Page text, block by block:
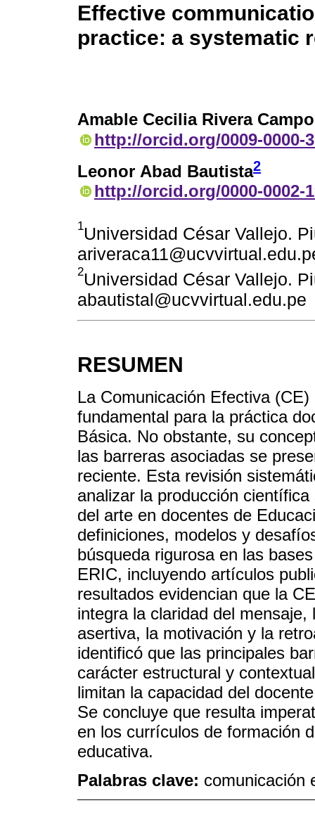
Effective
practice: a systematic
Amable Cecilia Rivera
http://orcid.org/0009-0000-
Leonor Abad Bautista2
http://orcid.org/0000-0002-
1Universidad César Vallejo.
2Universidad César Vallejo.
abautistal@ucvvirtual.edu.pe
RESUMEN
La Comunicación Efectiva
fundamental para la práctica
Básica. No obstante, su
las barreras asociadas se
reciente. Esta revisión
analizar la producción
del arte en docentes de
definiciones, modelos y
búsqueda rigurosa en las
ERIC, incluyendo artículos
resultados evidencian que la
integra la claridad del
asertiva, la motivación y la
identificó que las principales
carácter estructural y
limitan la capacidad del
Se concluye que resulta
en los currículos de formación
educativa.
Palabras clave: comunicación